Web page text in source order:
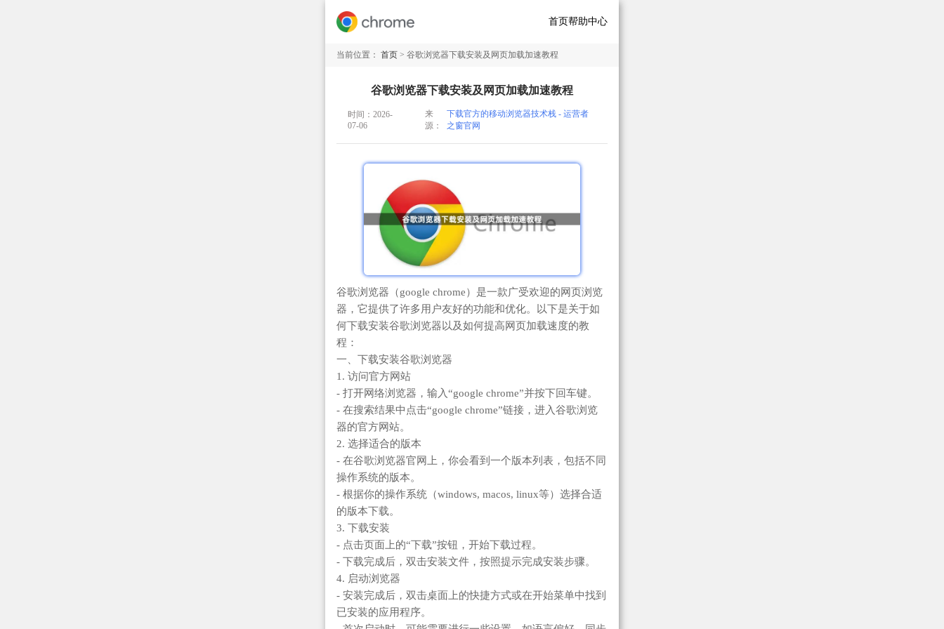
首页帮助中心
当前位置： 首页 > 谷歌浏览器下载安装及网页加载加速教程
谷歌浏览器下载安装及网页加载加速教程
时间：2026-
07-06
来
源：
下载官方的移动浏览器技术栈 - 运营者
之窗官网
谷歌浏览器（google chrome）是一款广受欢迎的网页浏览
器，它提供了许多用户友好的功能和优化。以下是关于如
何下载安装谷歌浏览器以及如何提高网页加载速度的教
程：
一、下载安装谷歌浏览器
1. 访问官方网站
- 打开网络浏览器，输入“google chrome”并按下回车键。
- 在搜索结果中点击“google chrome”链接，进入谷歌浏览
器的官方网站。
2. 选择适合的版本
- 在谷歌浏览器官网上，你会看到一个版本列表，包括不同
操作系统的版本。
- 根据你的操作系统（windows, macos, linux等）选择合适
的版本下载。
3. 下载安装
- 点击页面上的“下载”按钮，开始下载过程。
- 下载完成后，双击安装文件，按照提示完成安装步骤。
4. 启动浏览器
- 安装完成后，双击桌面上的快捷方式或在开始菜单中找到
已安装的应用程序。